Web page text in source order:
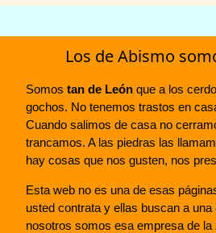
Los de Abismo
Somos tan de León que a los
gochos. No tenemos trastos en
Cuando salimos de casa no
trancamos. A las piedras las
hay cosas que nos gusten, nos
Esta web no es una de esas
usted contrata y ellas buscan a
nosotros somos esa empresa de